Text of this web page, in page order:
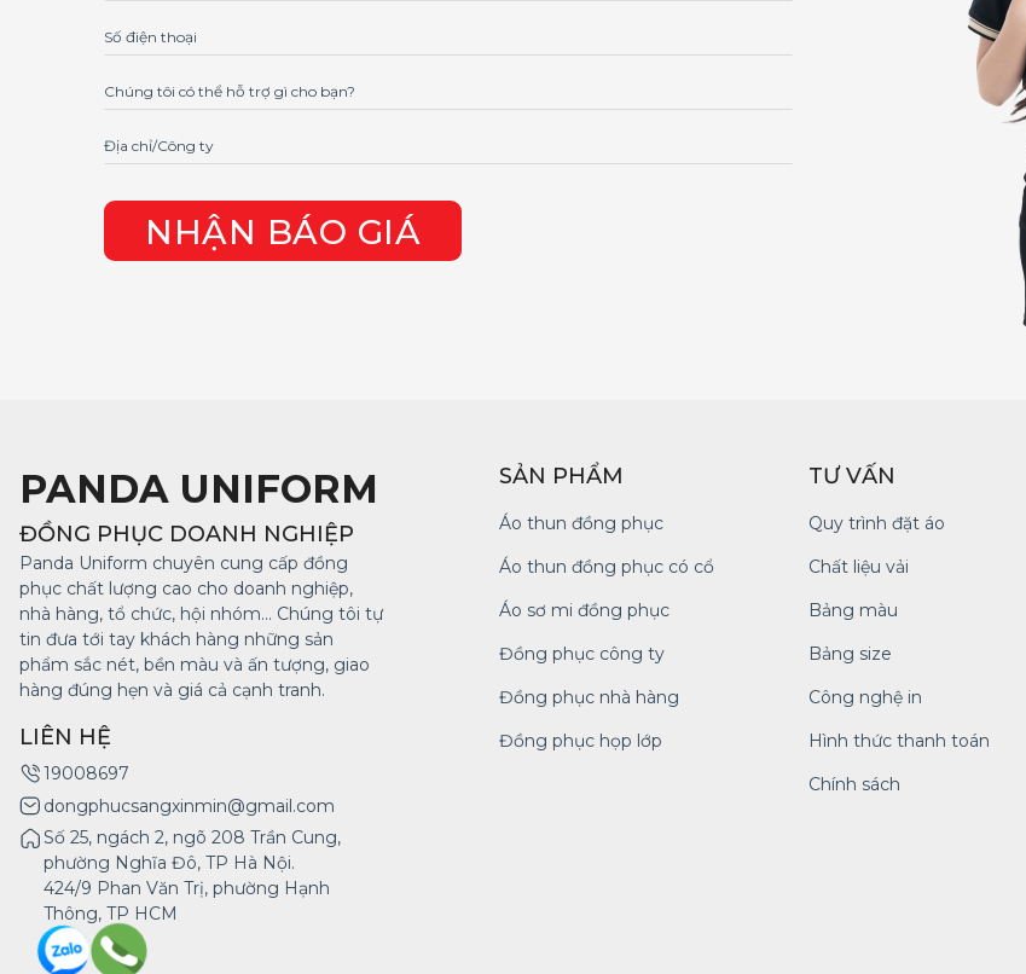
Số điện thoại
Chúng tôi có thể hỗ trợ gì cho bạn?
Địa chỉ/Công ty
PANDA UNIFORM
ĐỒNG PHỤC DOANH NGHIỆP
Panda Uniform chuyên cung cấp đồng
phục chất lượng cao cho doanh nghiệp,
nhà hàng, tổ chức, hội nhóm... Chúng tôi tự
tin đưa tới tay khách hàng những sản
phẩm sắc nét, bền màu và ấn tượng, giao
hàng đúng hẹn và giá cả cạnh tranh.
LIÊN HỆ
19008697
dongphucsangxinmin@gmail.com
Số 25, ngách 2, ngõ 208 Trần Cung,
phường Nghĩa Đô, TP Hà Nội.
424/9 Phan Văn Trị, phường Hạnh
Thông, TP HCM
SẢN PHẨM
Áo thun đồng phục
Áo thun đồng phục có cổ
Áo sơ mi đồng phục
Đồng phục công ty
Đồng phục nhà hàng
Đồng phục họp lớp
TƯ VẤN
Quy trình đặt áo
Chất liệu vải
Bảng màu
Bảng size
Công nghệ in
Hình thức thanh toán
Chính sách